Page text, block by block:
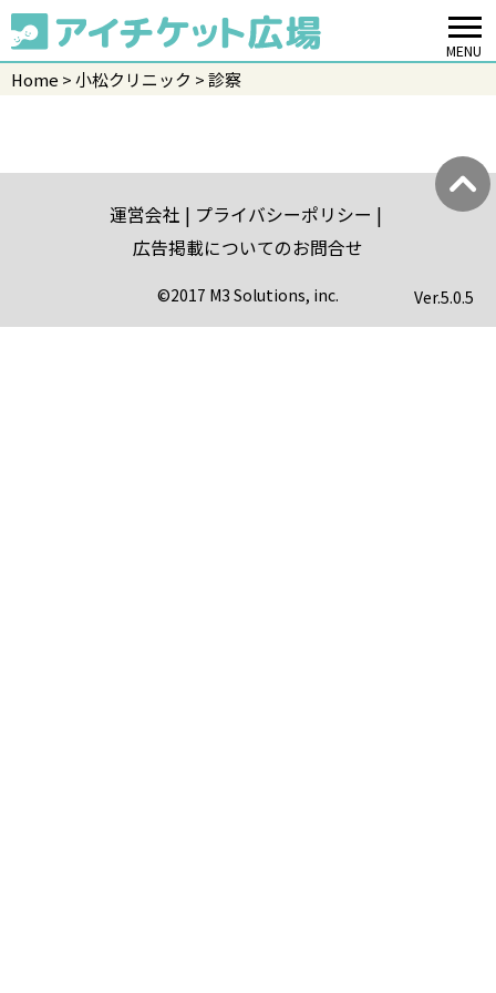
MENU
Home 小松クリニック 診察
運営会社
プライバシーポリシー
広告掲載についてのお問合せ
©2017 M3 Solutions, inc. Ver.5.0.5